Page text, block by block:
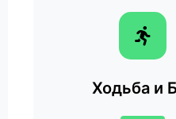
Ходьба и